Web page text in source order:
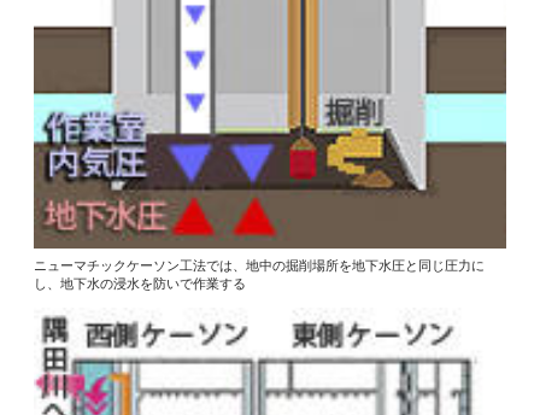
ニューマチックケーソン工法では、地中の掘削場所を地下水圧と同じ圧力に
し、地下水の浸水を防いで作業する